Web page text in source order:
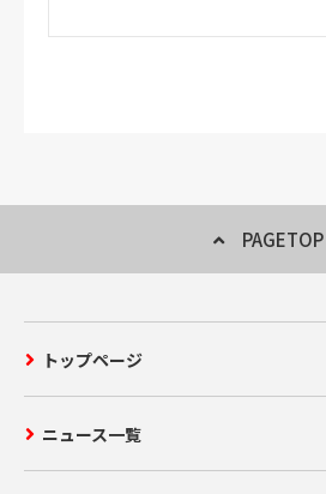
PAGETOP
トップページ
ニュース一覧